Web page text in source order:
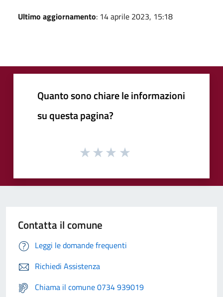
Ultimo aggiornamento: 14 aprile 2023, 15:18
Quanto sono chiare le informazioni
su questa pagina?
Contatta il comune
Leggi le domande frequenti
Richiedi Assistenza
Chiama il comune 0734 939019